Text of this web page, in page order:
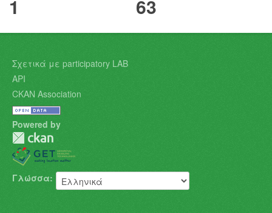
1 63
Σχετικά με participatory LAB
API
CKAN Association
Powered by
Γλώσσα